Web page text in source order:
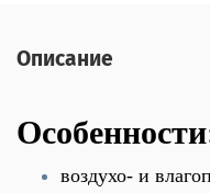
Описание
воздухо- и